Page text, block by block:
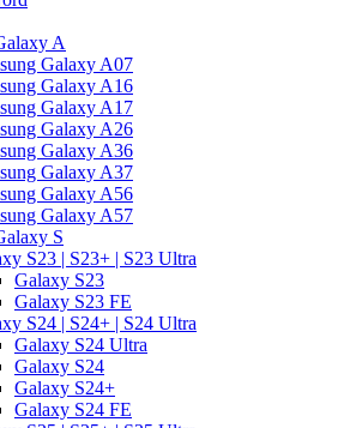
A
Galaxy A07
Galaxy A16
Galaxy A17
Galaxy A26
Galaxy A36
Galaxy A37
Galaxy A56
Galaxy A57
S
S23 | S23+ | S23 Ultra
Galaxy S23
Galaxy S23 FE
S24 | S24+ | S24 Ultra
Galaxy S24 Ultra
Galaxy S24
Galaxy S24+
Galaxy S24 FE